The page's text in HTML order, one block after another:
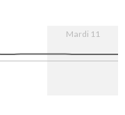
Mardi 11